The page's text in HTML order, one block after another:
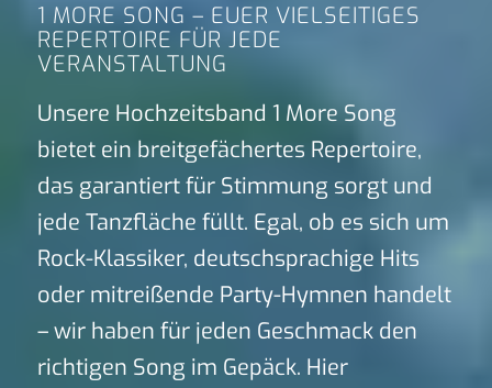
1 MORE SONG – EUER VIELSEITIGES
REPERTOIRE FÜR JEDE
VERANSTALTUNG
Unsere Hochzeitsband 1 More Song
bietet ein breitgefächertes Repertoire,
das garantiert für Stimmung sorgt und
jede Tanzfläche füllt. Egal, ob es sich um
Rock-Klassiker, deutschsprachige Hits
oder mitreißende Party-Hymnen handelt
– wir haben für jeden Geschmack den
richtigen Song im Gepäck. Hier